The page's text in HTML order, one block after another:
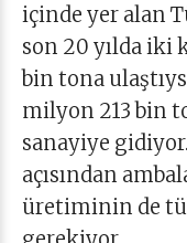
içinde yer alan
son 20 yılda iki
bin tona
milyon 213 bin
sanayiye
açısından
üretiminin de